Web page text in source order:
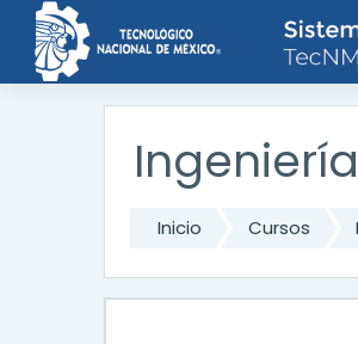
Saltar al contenido principal
Inicio Cursos